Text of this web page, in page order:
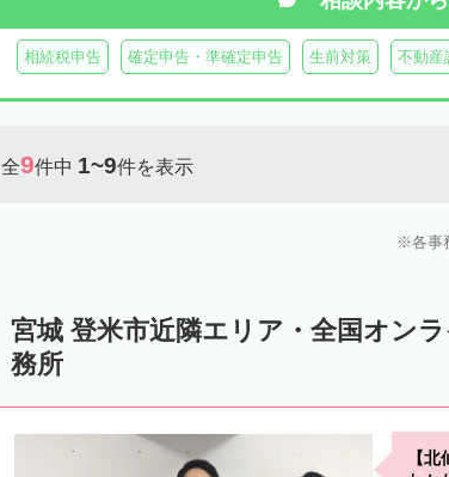
相続税申告 確定申告・準確定申告 生前対策 不動産
全9件中 1~9件を表示
各事
宮城 登米市近隣エリア・全国オン
務所
【